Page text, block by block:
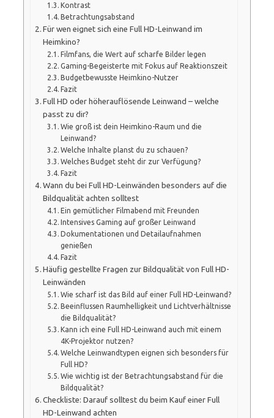
Kontrast
Betrachtungsabstand
Für wen eignet sich eine Full HD-Leinwand im
Heimkino?
Filmfans, die Wert auf scharfe Bilder legen
Gaming-Begeisterte mit Fokus auf Reaktionszeit
Budgetbewusste Heimkino-Nutzer
Fazit
Full HD oder höherauflösende Leinwand – welche
passt zu dir?
Wie groß ist dein Heimkino-Raum und die
Leinwand?
Welche Inhalte planst du zu schauen?
Welches Budget steht dir zur Verfügung?
Fazit
Wann du bei Full HD-Leinwänden besonders auf die
Bildqualität achten solltest
Ein gemütlicher Filmabend mit Freunden
Intensives Gaming auf großer Leinwand
Dokumentationen und Detailaufnahmen
genießen
Fazit
Häufig gestellte Fragen zur Bildqualität von Full HD-
Leinwänden
Wie scharf ist das Bild auf einer Full HD-Leinwand?
Beeinflussen Raumhelligkeit und Lichtverhältnisse
die Bildqualität?
Kann ich eine Full HD-Leinwand auch mit einem
4K-Projektor nutzen?
Welche Leinwandtypen eignen sich besonders für
Full HD?
Wie wichtig ist der Betrachtungsabstand für die
Bildqualität?
Checkliste: Darauf solltest du beim Kauf einer Full
HD-Leinwand achten